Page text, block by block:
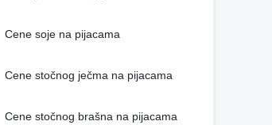
Cene soje na pijacama
Cene stočnog ječma na pijacama
Cene stočnog brašna na pijacama